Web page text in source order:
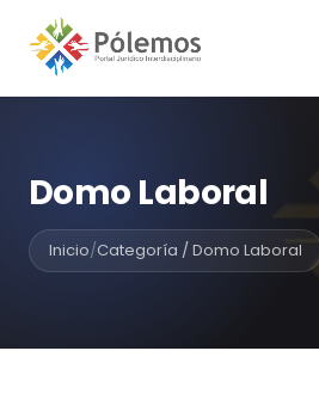
Domo Laboral
Inicio/Categoría / Domo Laboral